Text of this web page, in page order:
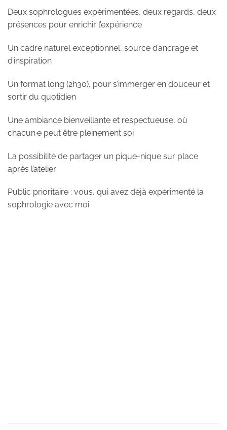
Deux sophrologues expérimentées, deux regards, deux
présences pour enrichir l’expérience
Un cadre naturel exceptionnel, source d’ancrage et
d’inspiration
Un format long (2h30), pour s’immerger en douceur et
sortir du quotidien
Une ambiance bienveillante et respectueuse, où
chacun·e peut être pleinement soi
La possibilité de partager un pique-nique sur place
après l’atelier
Public prioritaire : vous, qui avez déjà expérimenté la
sophrologie avec moi